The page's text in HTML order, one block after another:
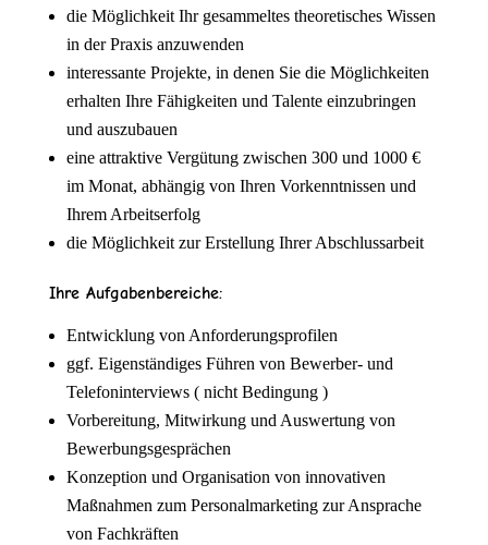
die Möglichkeit Ihr gesammeltes theoretisches Wissen
in der Praxis anzuwenden
interessante Projekte, in denen Sie die Möglichkeiten
erhalten Ihre Fähigkeiten und Talente einzubringen
und auszubauen
eine attraktive Vergütung zwischen 300 und 1000 €
im Monat, abhängig von Ihren Vorkenntnissen und
Ihrem Arbeitserfolg
die Möglichkeit zur Erstellung Ihrer Abschlussarbeit
Ihre Aufgabenbereiche:
Entwicklung von Anforderungsprofilen
ggf. Eigenständiges Führen von Bewerber- und
Telefoninterviews ( nicht Bedingung )
Vorbereitung, Mitwirkung und Auswertung von
Bewerbungsgesprächen
Konzeption und Organisation von innovativen
Maßnahmen zum Personalmarketing zur Ansprache
von Fachkräften